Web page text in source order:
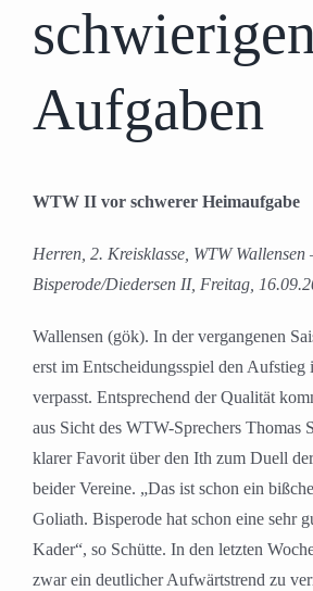
Aufgaben
WTW II vor schwerer Heimaufgabe
Herren, 2. Kreisklasse, WTW Wallensen
Bisperode/Diedersen II, Freitag,
Wallensen (gök). In der vergangenen
erst im Entscheidungsspiel den Aufstieg
verpasst. Entsprechend der Qualität
aus Sicht des WTW-Sprechers Thomas
klarer Favorit über den Ith zum Duell
beider Vereine. „Das ist schon ein
Goliath. Bisperode hat schon eine sehr
Kader“, so Schütte. In den letzten
zwar ein deutlicher Aufwärtstrend zu